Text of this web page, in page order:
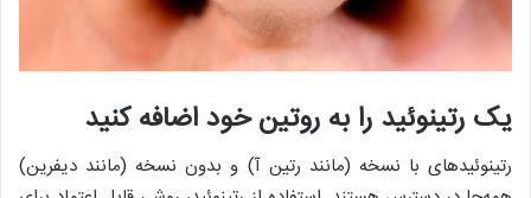
یک رتینوئید را به روتین خود اضافه کنید
رتینوئید‌های با نسخه (مانند رتین آ) و بدون نسخه (مانند دیفرین)